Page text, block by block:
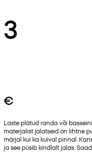
3
€
Laste plätud randa või
materjalist jalatseid on lihtne
märjal kui ka kuival pinnal.
ja see püsib kindlalt jalas.